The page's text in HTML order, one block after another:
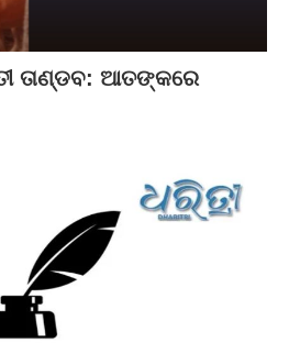
ତାଣ୍ଡବ: ଆତଙ୍କରେ